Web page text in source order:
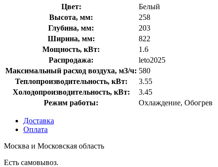
Цвет:
Белый
Высота, мм:
258
Глубина, мм:
203
Ширина, мм:
822
Мощность, кВт:
1.6
Распродажа:
leto2025
Максимальный расход воздуха, м3/ч: 580
Теплопроизводительность, кВт:
3.55
Холодопроизводительность, кВт:
3.45
Режим работы:
Охлаждение, Обогрев
Доставка
Оплата
Москва и Московская область
Есть самовывоз.